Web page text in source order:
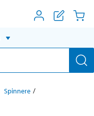
Spinnere